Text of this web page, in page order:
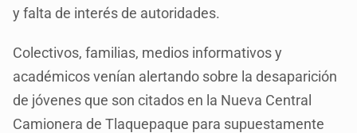
y falta de interés de autoridades.
Colectivos, familias, medios informativos y
académicos venían alertando sobre la desaparición
de jóvenes que son citados en la Nueva Central
Camionera de Tlaquepaque para supuestamente